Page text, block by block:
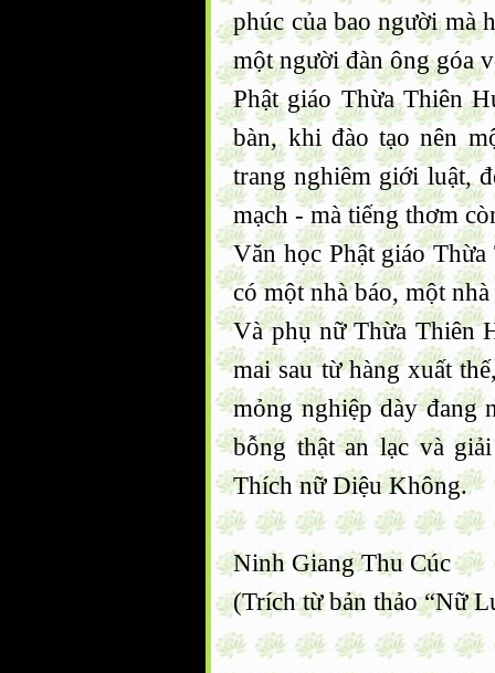
phúc của bao người mà
một người đàn ông góa
Phật giáo Thừa Thiên
bàn, khi đào tạo nên
trang nghiêm giới luật,
mạch - mà tiếng thơm
Văn học Phật giáo
có một nhà báo, một
Và phụ nữ Thừa Thiên
mai sau từ hàng xuất
mỏng nghiệp dày đang
bỗng thật an lạc và
Thích nữ Diệu Không.
Ninh Giang Thu Cúc
(Trích từ bản thảo “Nữ